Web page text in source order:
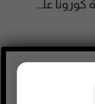
أثر جائحة كورونا على العنف